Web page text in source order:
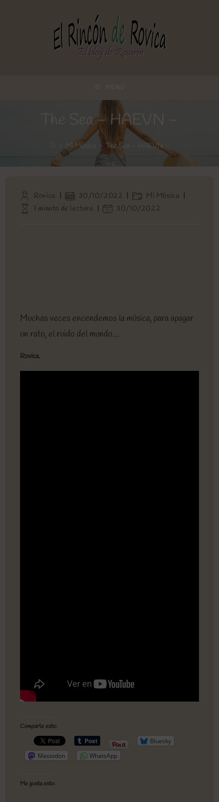
The Sea – HAEVN –
Mi Música > The Sea – HAEVN –
Autor
de
la
Rovica
Publicación
de
la
30/10/2022
Categoría
de
la
Mi Música
Tiempo1 minuto de lectura
Última30/10/2022
Muchas veces encendemos la música, para apagar
un rato, el ruido del mundo…
Rovica.
Comparte esto:
Bluesky
Mastodon
WhatsApp
Me gusta esto: